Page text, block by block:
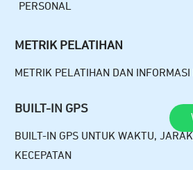
PERSONAL
METRIK PELATIHAN
METRIK PELATIHAN DAN INFORMASI
BUILT-IN GPS
BUILT-IN GPS UNTUK WAKTU,
KECEPATAN